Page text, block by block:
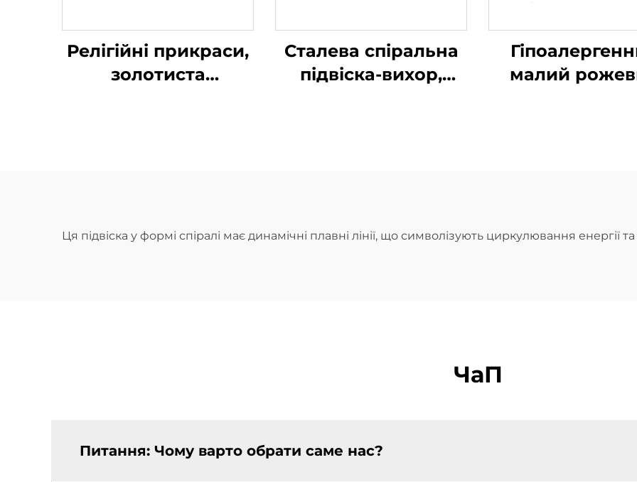
Релігійні прикраси,
золотиста
Сталева спіральна
підвіска-вихор,
малий
Ця підвіска у формі спіралі має динамічні плавні лінії, що символізують циркулювання енергії
ЧаП
Питання: Чому варто обрати саме нас?